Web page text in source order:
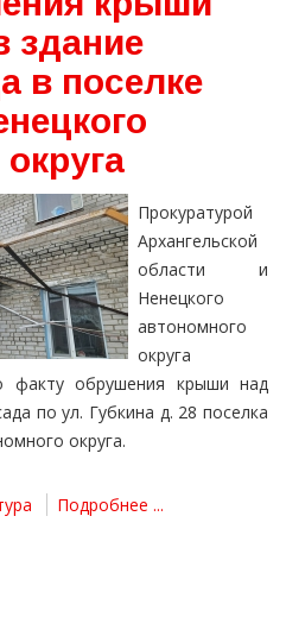
здание
в поселке
Прокуратурой
Архангельской
области и
Ненецкого
автономного
округа
факту обрушения крыши над
по ул. Губкина д. 28 поселка
округа.
Подробнее ...